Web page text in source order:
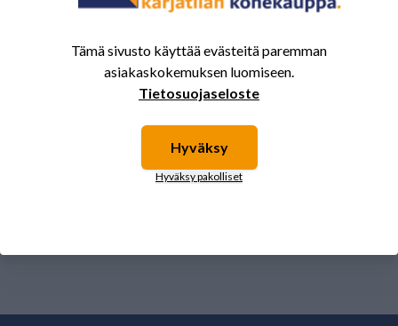
Tämä sivusto käyttää evästeitä paremman
asiakaskokemuksen luomiseen.
Tietosuojaseloste
Hyväksy
Hyväksy pakolliset